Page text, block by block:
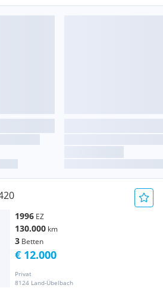
1996 EZ
130.000 km
3 Betten
Privat
8124 Land-Übelbach
€ 12.000